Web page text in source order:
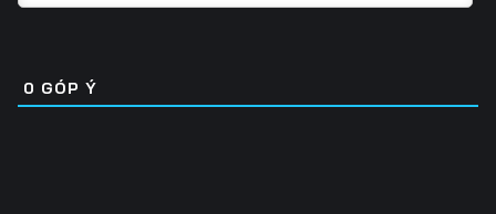
Tập 31 Tập 32 Tập 33
Tập 37 Tập 38 Tập 39
0 GÓP Ý